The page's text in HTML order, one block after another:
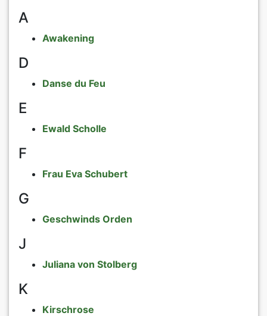
A
Awakening
D
Danse du Feu
E
Ewald Scholle
F
Frau Eva Schubert
G
Geschwinds Orden
J
Juliana von Stolberg
K
Kirschrose